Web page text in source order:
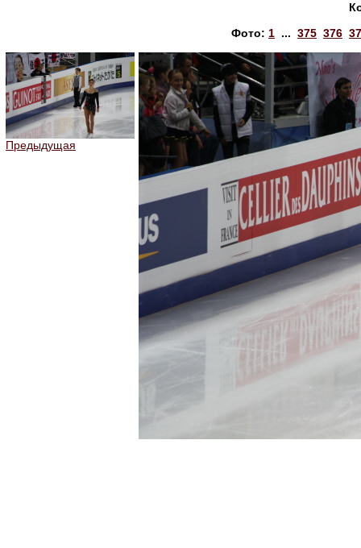
Фото: 1 ... 375 376
Предыдущая